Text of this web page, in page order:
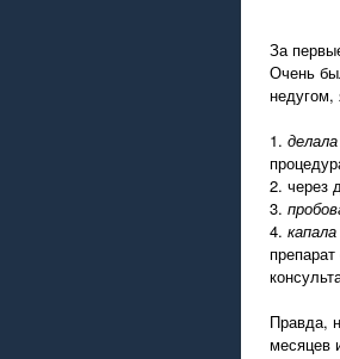
За
Очень
1.
2. через
3.
4.
Правда,
месяцев